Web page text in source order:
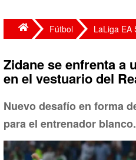
Fútbol LaLiga EA
Zidane se enfrenta a
en el vestuario del
Nuevo desafío en forma
para el entrenador blanco.